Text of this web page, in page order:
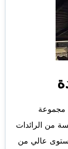
مجموعة
من الرائدات
عالي من